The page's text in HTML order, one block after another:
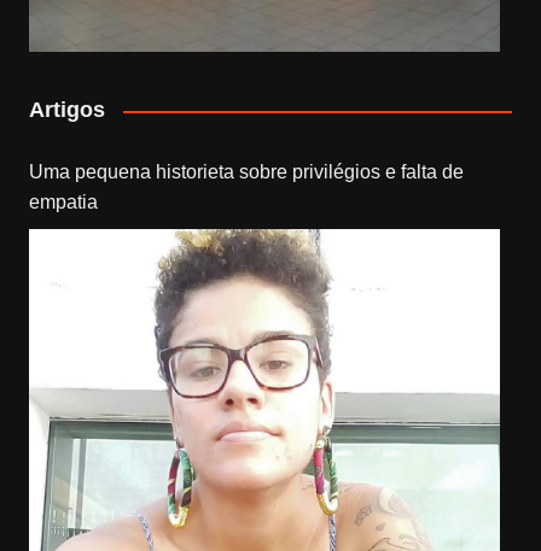
Artigos
Uma pequena historieta sobre privilégios e falta de
empatia